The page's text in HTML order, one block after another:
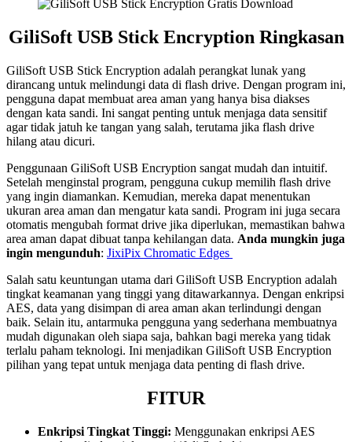
GiliSoft USB Stick Encryption Ringkasan
GiliSoft USB Stick Encryption adalah perangkat lunak yang
dirancang untuk melindungi data di flash drive. Dengan program ini,
pengguna dapat membuat area aman yang hanya bisa diakses
dengan kata sandi. Ini sangat penting untuk menjaga data sensitif
agar tidak jatuh ke tangan yang salah, terutama jika flash drive
hilang atau dicuri.
Penggunaan GiliSoft USB Encryption sangat mudah dan intuitif.
Setelah menginstal program, pengguna cukup memilih flash drive
yang ingin diamankan. Kemudian, mereka dapat menentukan
ukuran area aman dan mengatur kata sandi. Program ini juga secara
otomatis mengubah format drive jika diperlukan, memastikan bahwa
area aman dapat dibuat tanpa kehilangan data. Anda mungkin juga
ingin mengunduh: JixiPix Chromatic Edges
Salah satu keuntungan utama dari GiliSoft USB Encryption adalah
tingkat keamanan yang tinggi yang ditawarkannya. Dengan enkripsi
AES, data yang disimpan di area aman akan terlindungi dengan
baik. Selain itu, antarmuka pengguna yang sederhana membuatnya
mudah digunakan oleh siapa saja, bahkan bagi mereka yang tidak
terlalu paham teknologi. Ini menjadikan GiliSoft USB Encryption
pilihan yang tepat untuk menjaga data penting di flash drive.
FITUR
Enkripsi Tingkat Tinggi: Menggunakan enkripsi AES